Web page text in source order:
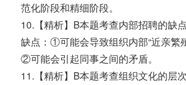
范化阶段和精细阶段。
10.【精析】B本题考查内部招聘的缺
缺点：①可能会导致组织内部“近亲繁
②可能会引起同事之间的矛盾。
11.【精析】B本题考查组织文化的层